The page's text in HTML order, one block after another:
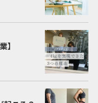
】